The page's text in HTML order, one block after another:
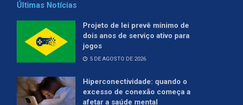
Últimas Notícias
Projeto de lei prevê mínimo de
dois anos de serviço ativo para
jogos
5 DE AGOSTO DE 2026
Hiperconectividade: quando o
excesso de conexão começa a
afetar a saúde mental